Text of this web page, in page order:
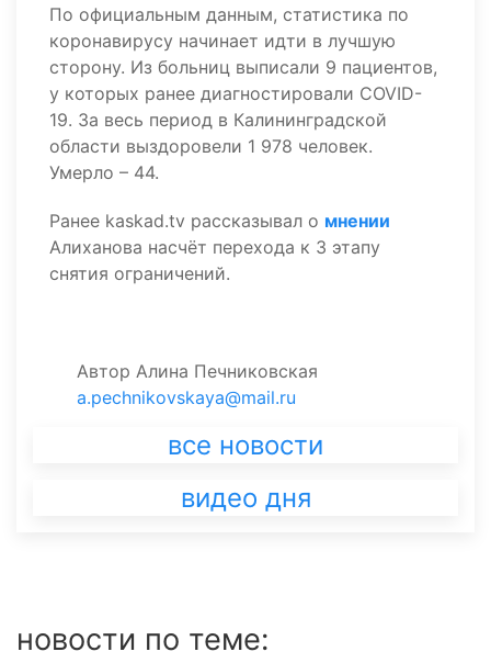
По официальным данным, статистика по
коронавирусу начинает идти в лучшую
сторону. Из больниц выписали 9 пациентов,
у которых ранее диагностировали COVID-
19. За весь период в Калининградской
области выздоровели 1 978 человек.
Умерло – 44.
Ранее kaskad.tv рассказывал о мнении
Алиханова насчёт перехода к 3 этапу
снятия ограничений.
Автор Алина Печниковская
a.pechnikovskaya@mail.ru
все новости
видео дня
новости по теме: